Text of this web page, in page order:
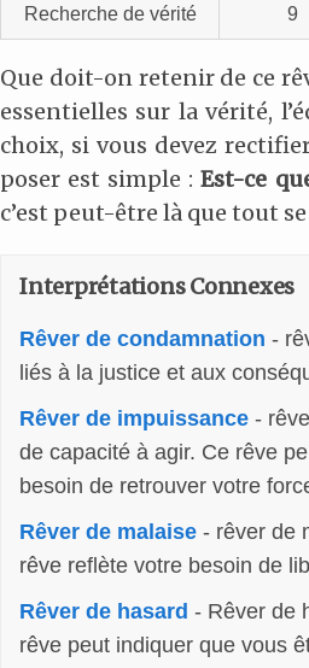
Recherche de vérité 9
Que doit-on retenir de ce
essentielles sur la vérité,
choix, si vous devez
poser est simple :Est-ce
c’est peut-être là que tout
Interprétations Connexes
Rêver de condamnation -
liés à la justice et aux
Rêver de impuissance -
de capacité à agir. Ce rêve
besoin de retrouver votre
Rêver de malaise - rêver de
rêve reflète votre besoin de
Rêver de hasard - Rêver de
rêve peut indiquer que vous